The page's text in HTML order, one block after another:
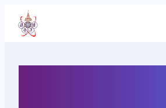
เนื้อหา